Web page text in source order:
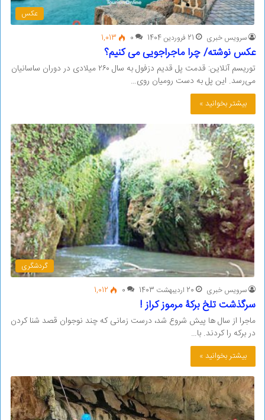
عکس
سرویس خبری 21 فروردین 1404 0
1,013
عکس نوشته/ چرا ماجراجویی می کنیم؟
توریسم آنلاین: قدمت پل قدیم دزفول به سال ۲۶۰ میلادی در دوران ساسانیان
می‌رسد. این پل به دست رومیان روی…
بیشتر بخوانید »
گردشگری
سرویس خبری 20 اردیبهشت 1403 0
1,012
سرگذشت تلخ برکۀ مرموز کراز !
ماجرا از سال ها پیش شروع شد، درست زمانی که چند نوجوان قصد شنا کردن
در برکه را کردند. با…
بیشتر بخوانید »